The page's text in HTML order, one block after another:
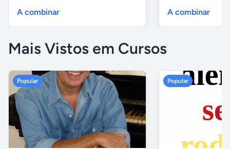
A combinar A combinar
Mais Vistos em Cursos
Popular Popular